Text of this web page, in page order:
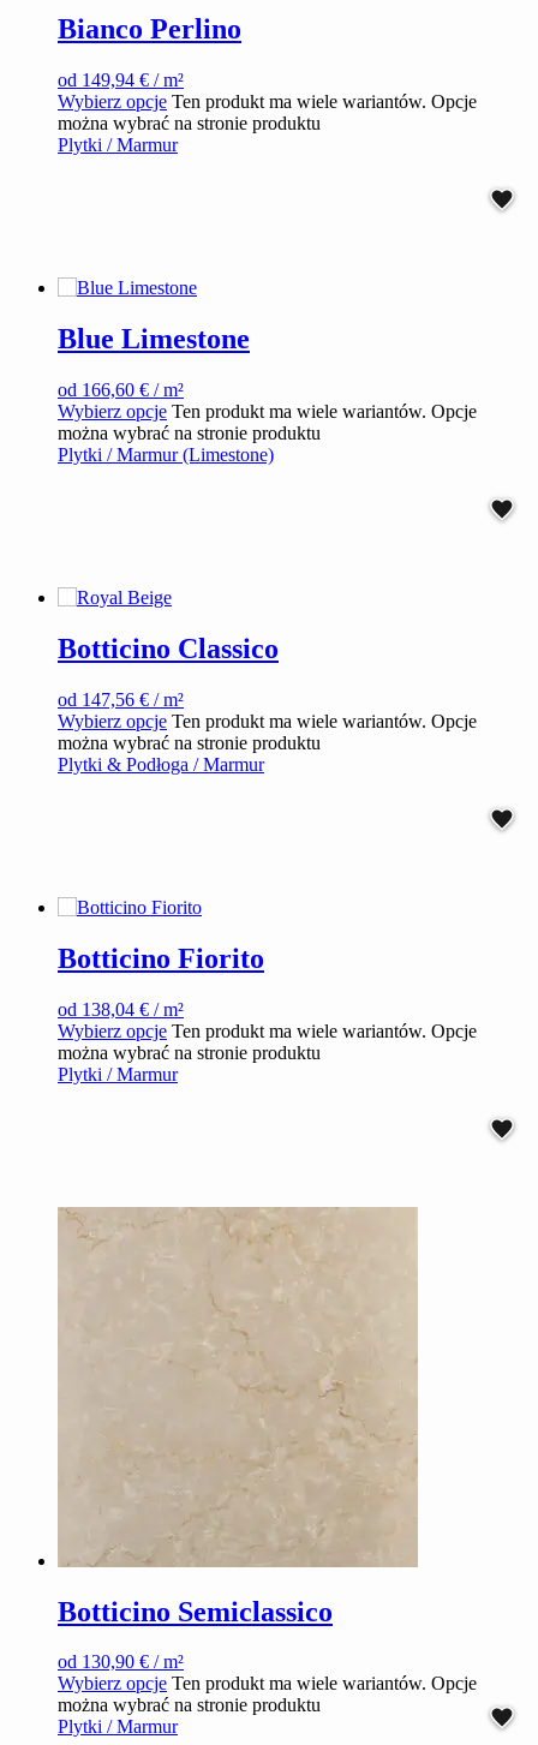
Bianco Perlino
od 149,94 € / m²
Wybierz opcje Ten produkt ma wiele wariantów. Opcje
można wybrać na stronie produktu
Plytki / Marmur
Blue Limestone
od 166,60 € / m²
Wybierz opcje Ten produkt ma wiele wariantów. Opcje
można wybrać na stronie produktu
Plytki / Marmur (Limestone)
Botticino Classico
od 147,56 € / m²
Wybierz opcje Ten produkt ma wiele wariantów. Opcje
można wybrać na stronie produktu
Plytki & Podłoga / Marmur
Botticino Fiorito
od 138,04 € / m²
Wybierz opcje Ten produkt ma wiele wariantów. Opcje
można wybrać na stronie produktu
Plytki / Marmur
Botticino Semiclassico
od 130,90 € / m²
Wybierz opcje Ten produkt ma wiele wariantów. Opcje
można wybrać na stronie produktu
Plytki / Marmur